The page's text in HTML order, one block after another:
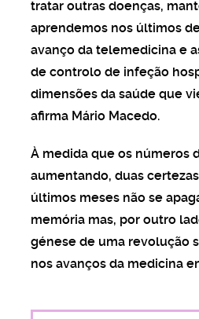
tratar outras doenças,
aprendemos nos últimos
avanço da telemedicina e
de controlo de infeção
dimensões da saúde que
afirma Mário Macedo.
À medida que os números
aumentando, duas
últimos meses não se
memória mas, por outro
génese de uma revolução
nos avanços da medicina